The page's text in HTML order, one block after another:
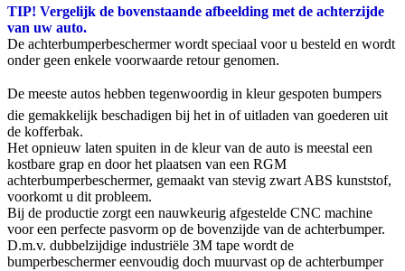
TIP! Vergelijk de bovenstaande afbeelding met de achterzijde
van uw auto.
De achterbumperbeschermer wordt speciaal voor u besteld en wordt
onder geen enkele voorwaarde retour genomen.
De meeste autos hebben tegenwoordig in kleur gespoten bumpers
die gemakkelijk beschadigen bij het in of uitladen van goederen uit
de kofferbak.
Het opnieuw laten spuiten in de kleur van de auto is meestal een
kostbare grap en door het plaatsen van een RGM
achterbumperbeschermer, gemaakt van stevig zwart ABS kunststof,
voorkomt u dit probleem.
Bij de productie zorgt een nauwkeurig afgestelde CNC machine
voor een perfecte pasvorm op de bovenzijde van de achterbumper.
D.m.v. dubbelzijdige industriële 3M tape wordt de
bumperbeschermer eenvoudig doch muurvast op de achterbumper